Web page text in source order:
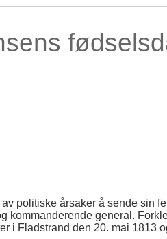
politiske årsaker å sende sin
kommanderende general.
i Fladstrand den 20. mai 1813